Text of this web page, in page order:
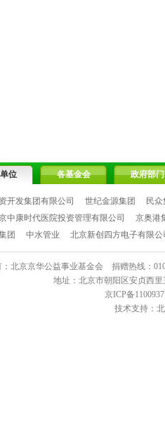
位 各基金会 政府部门
开发集团有限公司 世纪金源集团
民
中康时代医院投资管理有限公司
京奥港
团 中水管业 北京新创四方电子有限公
：北京京华公益事业基金会 捐赠热线：
地址：北京市朝阳区安贞西
京ICP备
技术支持：